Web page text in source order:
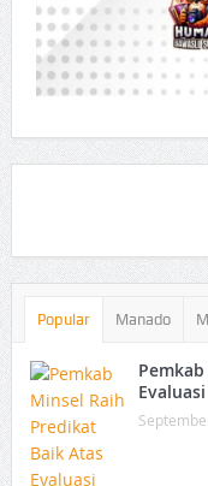
Popular Manado